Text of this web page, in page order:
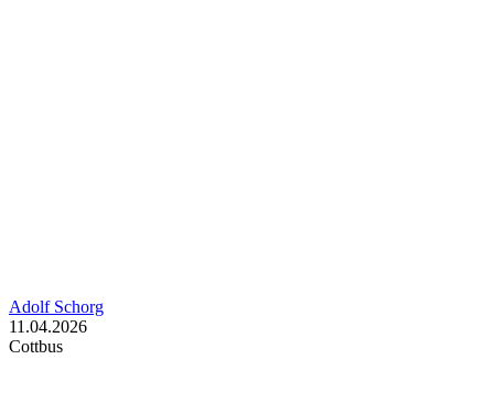
Adolf Schorg
11.04.2026
Cottbus